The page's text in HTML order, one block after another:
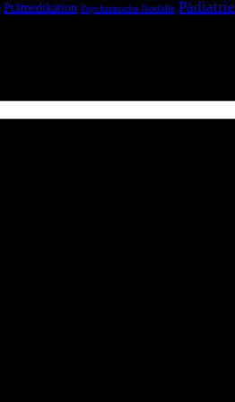
Prämedikation Psychiatrische Notfälle Pädiatrie